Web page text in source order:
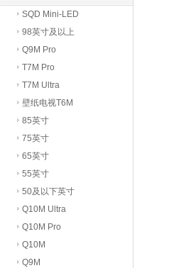
SQD Mini-LED
98英寸及以上
Q9M Pro
T7M Pro
T7M Ultra
壁纸电视T6M
85英寸
75英寸
65英寸
55英寸
50及以下英寸
Q10M Ultra
Q10M Pro
Q10M
Q9M